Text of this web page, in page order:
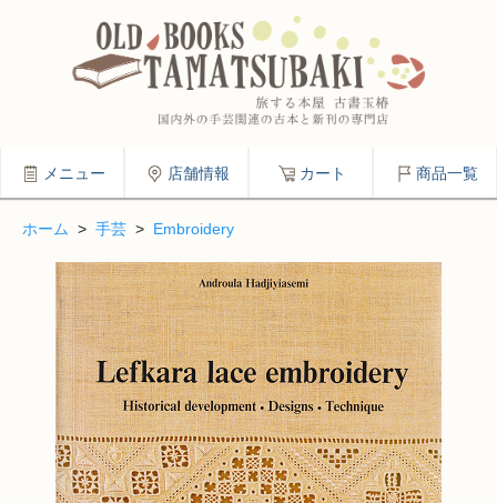
メニュー 店舗情報 カート 商品一覧
ホーム > 手芸 > Embroidery